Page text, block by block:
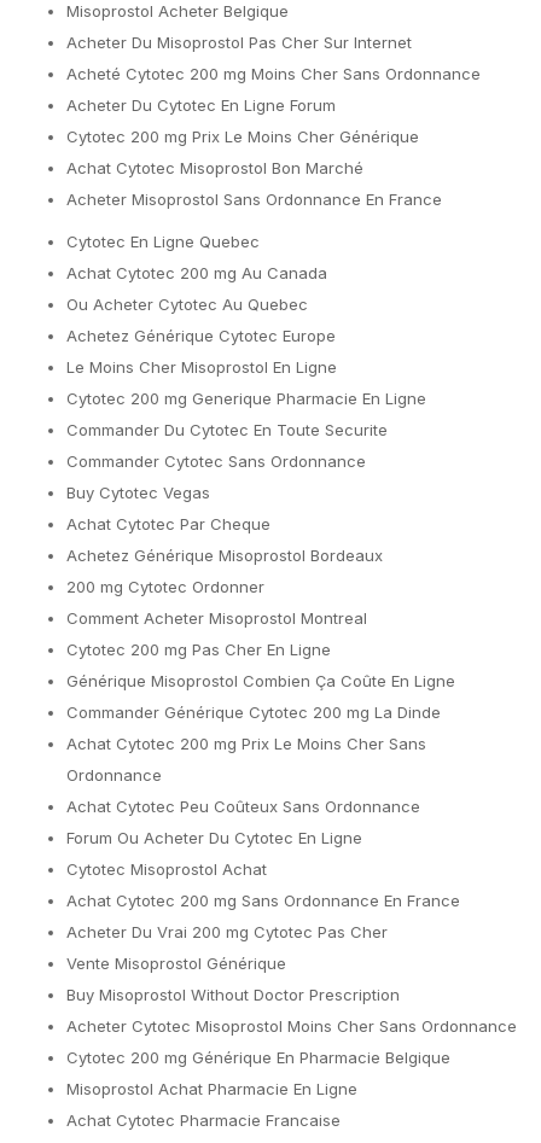
Misoprostol Acheter Belgique
Acheter Du Misoprostol Pas Cher Sur Internet
Acheté Cytotec 200 mg Moins Cher Sans Ordonnance
Acheter Du Cytotec En Ligne Forum
Cytotec 200 mg Prix Le Moins Cher Générique
Achat Cytotec Misoprostol Bon Marché
Acheter Misoprostol Sans Ordonnance En France
Cytotec En Ligne Quebec
Achat Cytotec 200 mg Au Canada
Ou Acheter Cytotec Au Quebec
Achetez Générique Cytotec Europe
Le Moins Cher Misoprostol En Ligne
Cytotec 200 mg Generique Pharmacie En Ligne
Commander Du Cytotec En Toute Securite
Commander Cytotec Sans Ordonnance
Buy Cytotec Vegas
Achat Cytotec Par Cheque
Achetez Générique Misoprostol Bordeaux
200 mg Cytotec Ordonner
Comment Acheter Misoprostol Montreal
Cytotec 200 mg Pas Cher En Ligne
Générique Misoprostol Combien Ça Coûte En Ligne
Commander Générique Cytotec 200 mg La Dinde
Achat Cytotec 200 mg Prix Le Moins Cher Sans
Ordonnance
Achat Cytotec Peu Coûteux Sans Ordonnance
Forum Ou Acheter Du Cytotec En Ligne
Cytotec Misoprostol Achat
Achat Cytotec 200 mg Sans Ordonnance En France
Acheter Du Vrai 200 mg Cytotec Pas Cher
Vente Misoprostol Générique
Buy Misoprostol Without Doctor Prescription
Acheter Cytotec Misoprostol Moins Cher Sans Ordonnance
Cytotec 200 mg Générique En Pharmacie Belgique
Misoprostol Achat Pharmacie En Ligne
Achat Cytotec Pharmacie Francaise